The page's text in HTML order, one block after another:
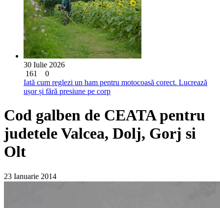
30 Iulie 2026
161
0
Iată cum reglezi un ham pentru motocoasă corect. Lucrează
ușor și fără presiune pe corp
Cod galben de CEATA pentru
judetele Valcea, Dolj, Gorj si
Olt
23 Ianuarie 2014